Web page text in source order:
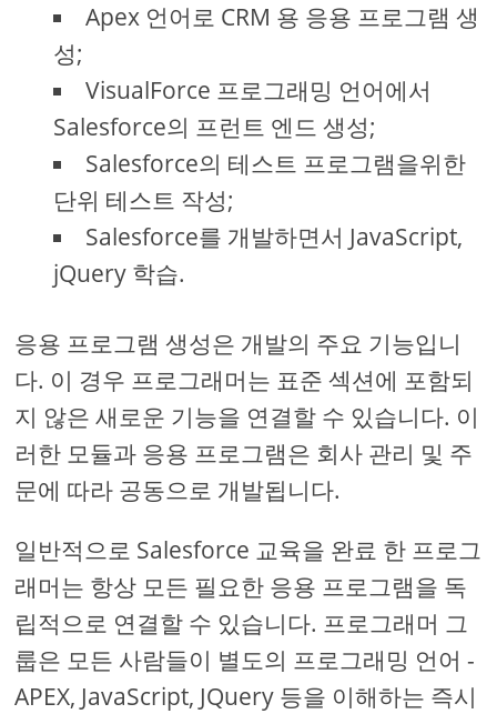
Apex 언어로 CRM 용 응용 프로그램 생
성;
VisualForce 프로그래밍 언어에서
Salesforce의 프런트 엔드 생성;
Salesforce의 테스트 프로그램을위한
단위 테스트 작성;
Salesforce를 개발하면서 JavaScript,
jQuery 학습.
응용 프로그램 생성은 개발의 주요 기능입니
다. 이 경우 프로그래머는 표준 섹션에 포함되
지 않은 새로운 기능을 연결할 수 있습니다. 이
러한 모듈과 응용 프로그램은 회사 관리 및 주
문에 따라 공동으로 개발됩니다.
일반적으로 Salesforce 교육을 완료 한 프로그
래머는 항상 모든 필요한 응용 프로그램을 독
립적으로 연결할 수 있습니다. 프로그래머 그
룹은 모든 사람들이 별도의 프로그래밍 언어 -
APEX, JavaScript, JQuery 등을 이해하는 즉시